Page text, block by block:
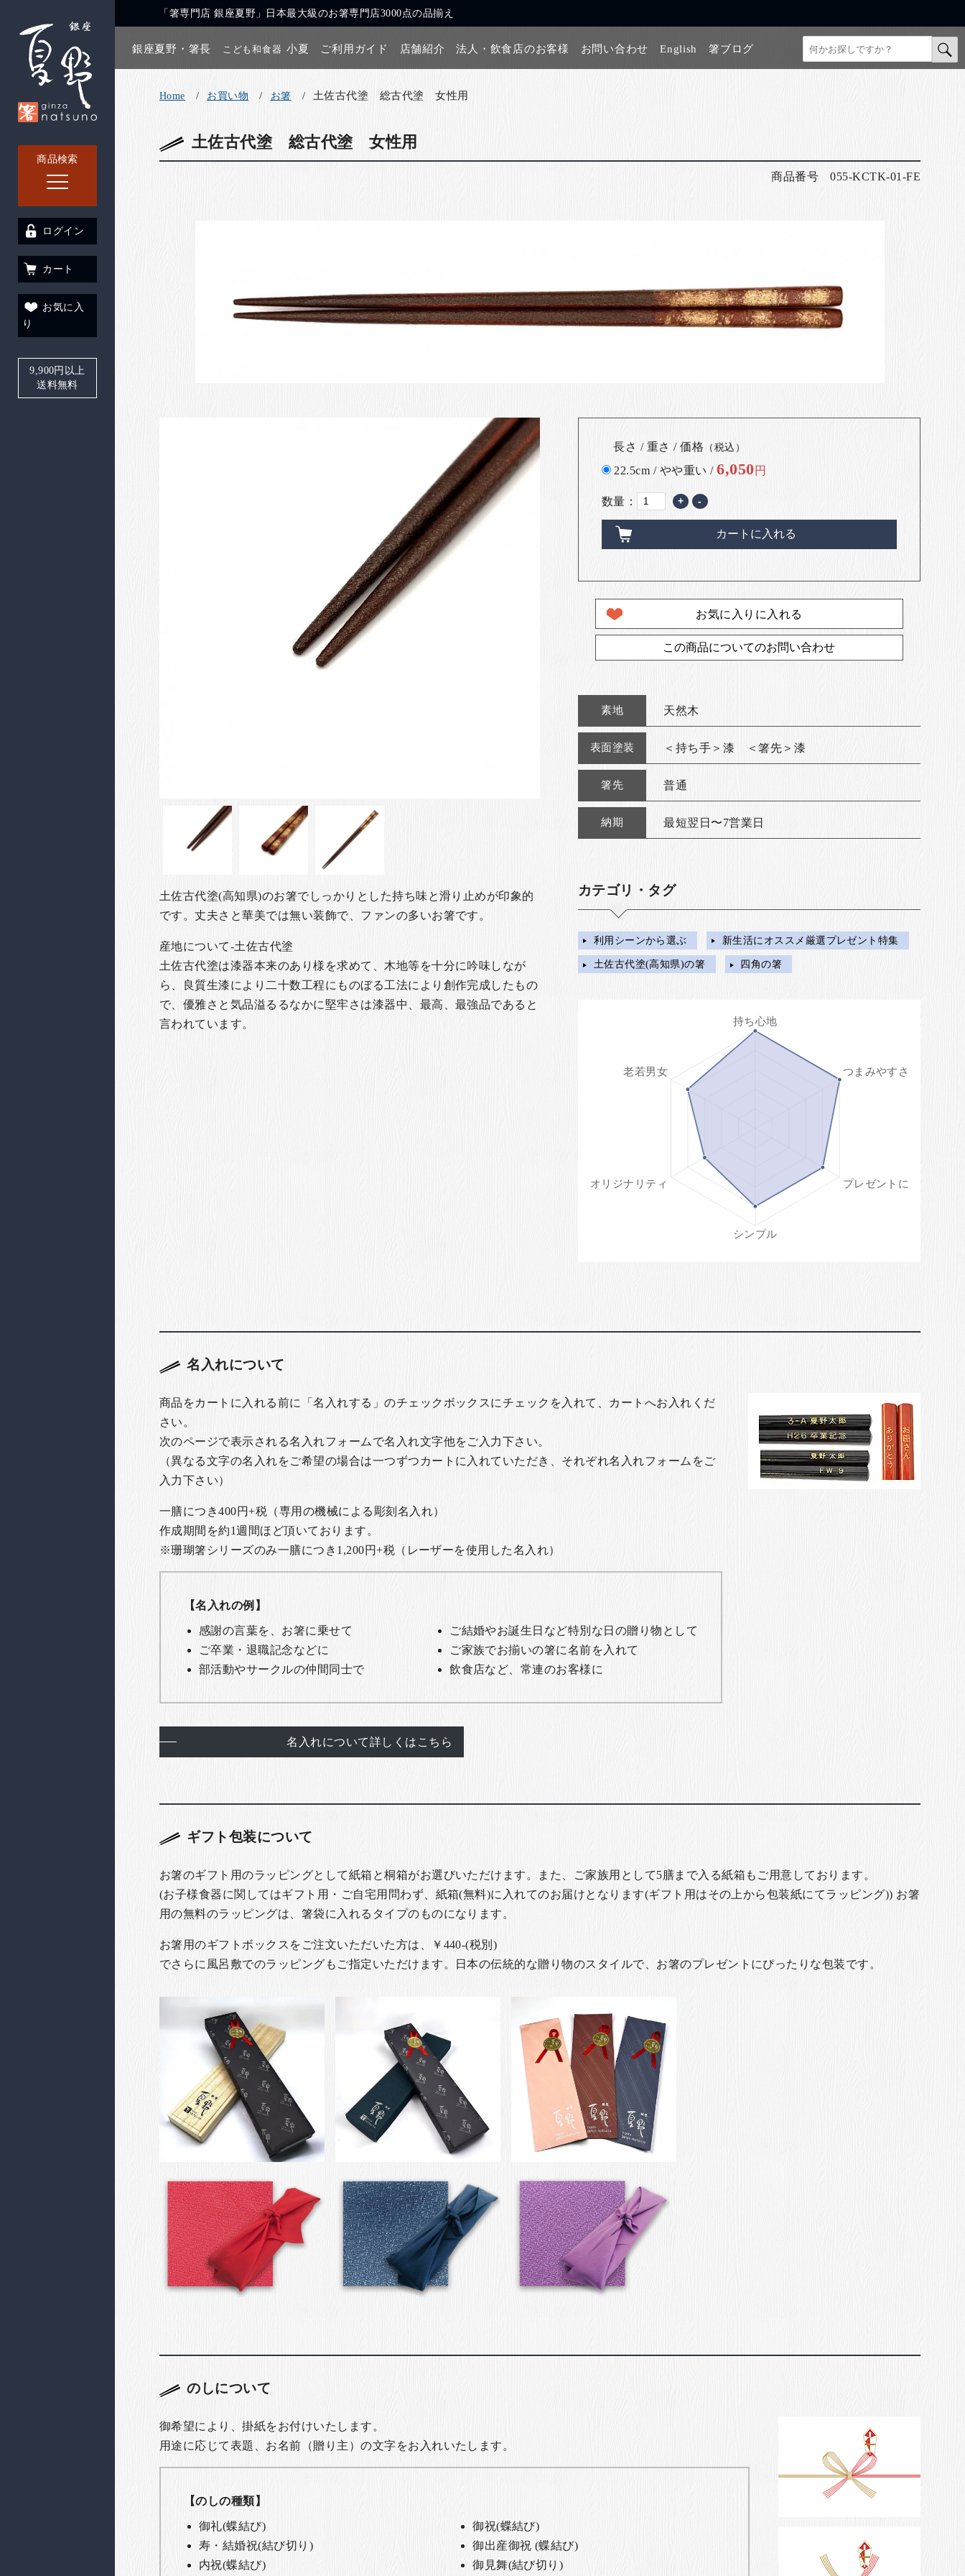
商品検索
「箸専門店 銀座夏野」日本最大級のお箸専門店3000点の品揃え
銀座夏野・箸長 こども和食器 小夏 ご利用ガイド 店舗紹介 法人・飲食店のお客様 お問い合わせ English 箸ブログ
ログイン
カート
お気に入
り
9,900円以上
送料無料
Home お買い物 お箸 土佐古代塗 総古代塗 女性用
土佐古代塗 総古代塗 女性用
商品番号 055-KCTK-01-FE
土佐古代塗(高知県)のお箸でしっかりとした持ち味と滑り止めが印象的
です。丈夫さと華美では無い装飾で、ファンの多いお箸です。
産地について-土佐古代塗
土佐古代塗は漆器本来のあり様を求めて、木地等を十分に吟味しなが
ら、良質生漆により二十数工程にものぼる工法により創作完成したもの
で、優雅さと気品溢るるなかに堅牢さは漆器中、最高、最強品であると
言われています。
長さ / 重さ / 価格 （税込）
22.5cm / やや重い /6,050 円
数量： + -
カートに入れる
お気に入りに入れる
この商品についてのお問い合わせ
素地 天然木
表面塗装 ＜持ち手＞漆 ＜箸先＞漆
箸先 普通
納期 最短翌日〜7営業日
カテゴリ・タグ
利用シーンから選ぶ 新生活にオススメ厳選プレゼント特集
土佐古代塗(高知県)の箸 四角の箸
名入れについて
商品をカートに入れる前に「名入れする」のチェックボックスにチェックを入れて、カートへお入れくだ
さい。
次のページで表示される名入れフォームで名入れ文字他をご入力下さい。
（異なる文字の名入れをご希望の場合は一つずつカートに入れていただき、それぞれ名入れフォームをご
入力下さい）
一膳につき400円+税（専用の機械による彫刻名入れ）
作成期間を約1週間ほど頂いております。
※珊瑚箸シリーズのみ一膳につき1,200円+税 （レーザーを使用した名入れ）
【名入れの例】
感謝の言葉を、お箸に乗せて
ご結婚やお誕生日など特別な日の贈り物として
ご卒業・退職記念などに
ご家族でお揃いの箸に名前を入れて
部活動やサークルの仲間同士で
飲食店など、常連のお客様に
名入れについて詳しくはこちら
ギフト包装について
お箸のギフト用のラッピングとして紙箱と桐箱がお選びいただけます。また、ご家族用として5膳まで入る紙箱もご用意しております。
(お子様食器に関してはギフト用・ご自宅用問わず、紙箱(無料)に入れてのお届けとなります(ギフト用はその上から包装紙にてラッピング)) お箸
用の無料のラッピングは、箸袋に入れるタイプのものになります。
お箸用のギフトボックスをご注文いただいた方は、￥440-(税別)
でさらに風呂敷でのラッピングもご指定いただけます。日本の伝統的な贈り物のスタイルで、お箸のプレゼントにぴったりな包装です。
のしについて
御希望により、掛紙をお付けいたします。
用途に応じて表題、お名前（贈り主）の文字をお入れいたします。
【のしの種類】
御礼(蝶結び)
御祝(蝶結び)
寿・結婚祝(結び切り)
御出産御祝 (蝶結び)
内祝(蝶結び)
御見舞(結び切り)